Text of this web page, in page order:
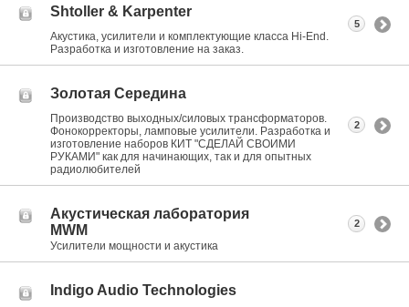
Shtoller & Karpenter
Акустика, усилители и комплектующие класса Hi-End.
Разработка и изготовление на заказ.
5
Золотая Середина
Производство выходных/силовых трансформаторов.
Фонокорректоры, ламповые усилители. Разработка и
изготовление наборов КИТ "СДЕЛАЙ СВОИМИ
РУКАМИ" как для начинающих, так и для опытных
радиолюбителей
2
Акустическая лаборатория
MWM
Усилители мощности и акустика
2
Indigo Audio Technologies